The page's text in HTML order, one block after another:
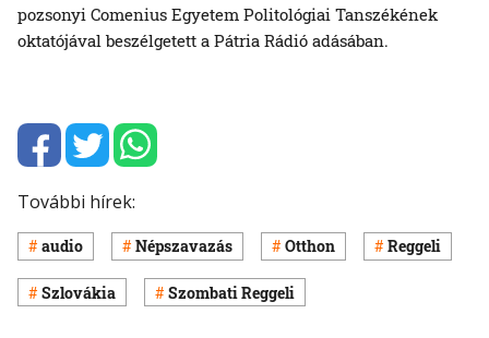
pozsonyi Comenius Egyetem Politológiai Tanszékének
oktatójával beszélgetett a Pátria Rádió adásában.
További hírek:
audio Népszavazás Otthon Reggeli
Szlovákia Szombati Reggeli